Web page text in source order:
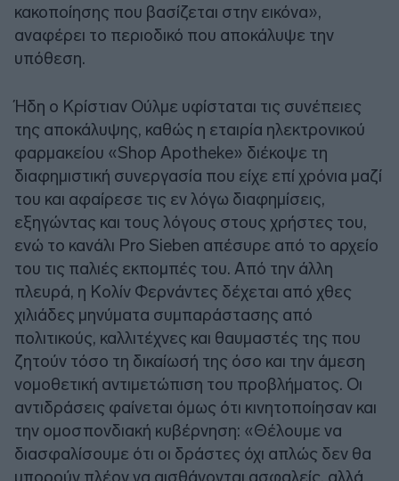
κακοποίησης που βασίζεται στην εικόνα»,
αναφέρει το περιοδικό που αποκάλυψε την
υπόθεση.
Ήδη ο Κρίστιαν Ούλμε υφίσταται τις συνέπειες
της αποκάλυψης, καθώς η εταιρία ηλεκτρονικού
φαρμακείου «Shop Apotheke» διέκοψε τη
διαφημιστική συνεργασία που είχε επί χρόνια μαζί
του και αφαίρεσε τις εν λόγω διαφημίσεις,
εξηγώντας και τους λόγους στους χρήστες του,
ενώ το κανάλι Pro Sieben απέσυρε από το αρχείο
του τις παλιές εκπομπές του. Από την άλλη
πλευρά, η Κολίν Φερνάντες δέχεται από χθες
χιλιάδες μηνύματα συμπαράστασης από
πολιτικούς, καλλιτέχνες και θαυμαστές της που
ζητούν τόσο τη δικαίωσή της όσο και την άμεση
νομοθετική αντιμετώπιση του προβλήματος. Οι
αντιδράσεις φαίνεται όμως ότι κινητοποίησαν και
την ομοσπονδιακή κυβέρνηση: «Θέλουμε να
διασφαλίσουμε ότι οι δράστες όχι απλώς δεν θα
μπορούν πλέον να αισθάνονται ασφαλείς, αλλά